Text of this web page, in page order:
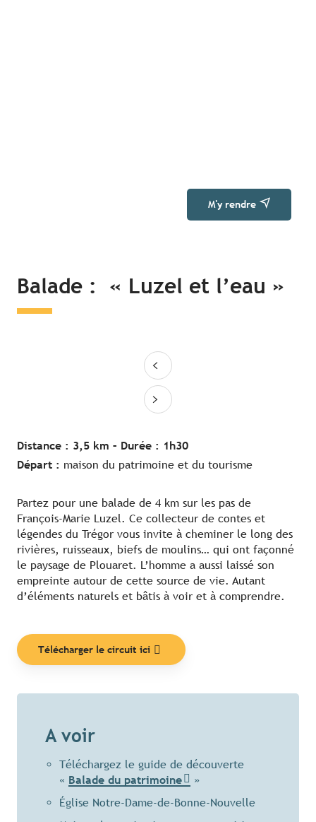
M'y rendre
Balade : « Luzel et l’eau »
Distance : 3,5 km – Durée : 1h30
Départ : maison du patrimoine et du tourisme
Partez pour une balade de 4 km sur les pas de
François-Marie Luzel. Ce collecteur de contes et
légendes du Trégor vous invite à cheminer le long des
rivières, ruisseaux, biefs de moulins… qui ont façonné
le paysage de Plouaret. L’homme a aussi laissé son
empreinte autour de cette source de vie. Autant
d’éléments naturels et bâtis à voir et à comprendre.
Télécharger le circuit ici
A voir
Téléchargez le guide de découverte
« Balade du patrimoine
»
Église Notre-Dame-de-Bonne-Nouvelle